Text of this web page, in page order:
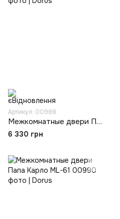
Артикул: 00988
Межкомнатные двери Папа Карло ML-59
6 330 грн